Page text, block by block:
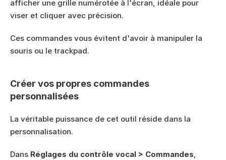
afficher une grille numérotée à l'écran, idéale pour
viser et cliquer avec précision.
Ces commandes vous évitent d'avoir à manipuler la
souris ou le trackpad.
Créer vos propres commandes
personnalisées
La véritable puissance de cet outil réside dans la
personnalisation.
Dans Réglages du contrôle vocal > Commandes,